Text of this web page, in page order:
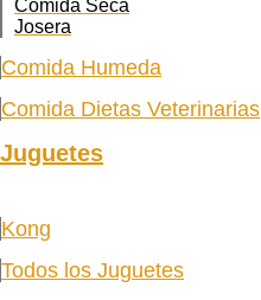
Comida Seca
Josera
Comida Humeda
Comida Dietas Veterinarias
Juguetes
Kong
Todos los Juguetes